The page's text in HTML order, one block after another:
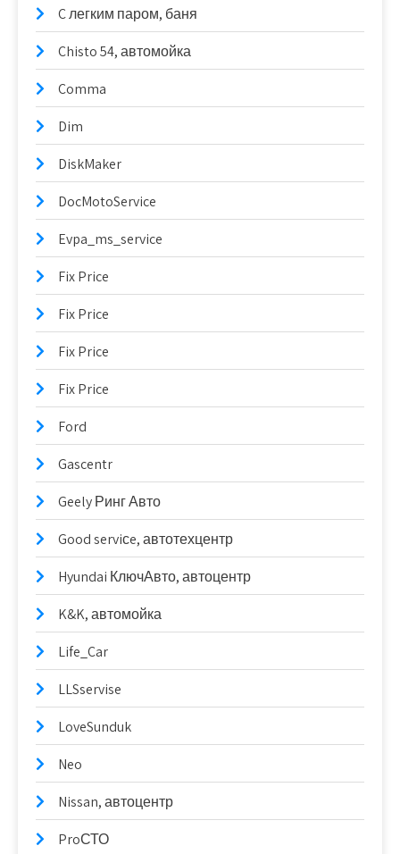
C легким паром, баня
Chisto 54, автомойка
Comma
Dim
DiskMaker
DocMotoService
Evpa_ms_service
Fix Price
Fix Price
Fix Price
Fix Price
Ford
Gascentr
Geely Ринг Авто
Good serviсe, автотехцентр
Hyundai КлючАвто, автоцентр
K&K, автомойка
Life_Car
LLSservise
LoveSunduk
Neo
Nissan, автоцентр
ProСТО